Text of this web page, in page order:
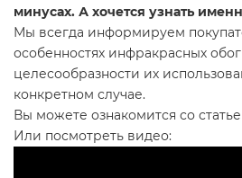
минусах. А хочется узнать
Мы всегда информируем
особенностях инфракрасных
целесообразности их
конкретном случае.
Вы можете ознакомится со
Или посмотреть видео: